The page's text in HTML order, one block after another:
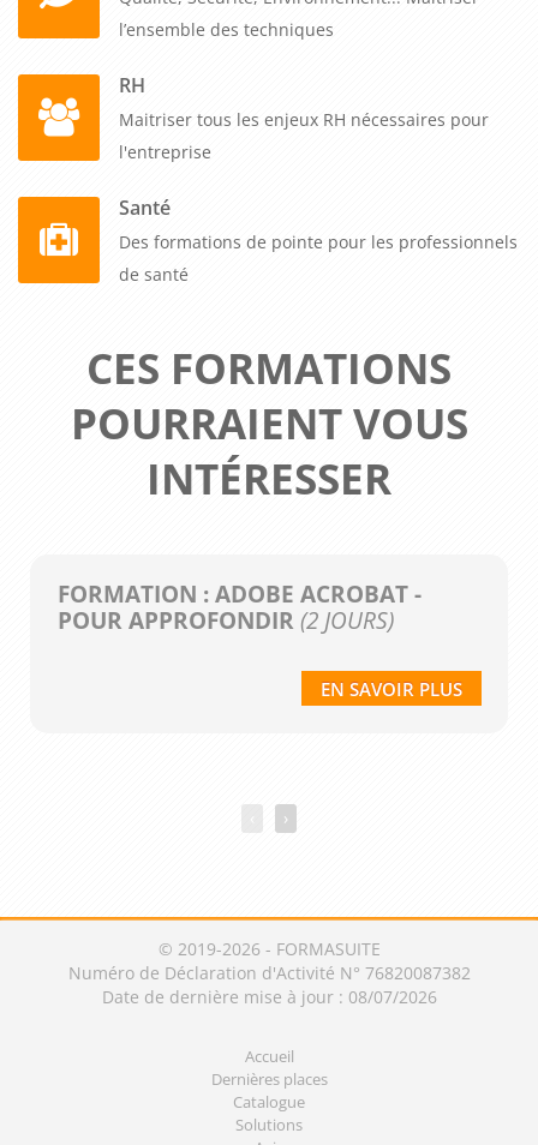
l’ensemble des techniques
RH
Maitriser tous les enjeux RH nécessaires pour
l'entreprise
Santé
Des formations de pointe pour les professionnels
de santé
CES FORMATIONS
POURRAIENT VOUS
INTÉRESSER
FORMATION : ADOBE ACROBAT -
POUR APPROFONDIR (2 JOURS)
EN SAVOIR PLUS
›
© 2019-2026 - FORMASUITE
Numéro de Déclaration d'Activité N° 76820087382
Date de dernière mise à jour : 08/07/2026
Accueil
Dernières places
Catalogue
Solutions